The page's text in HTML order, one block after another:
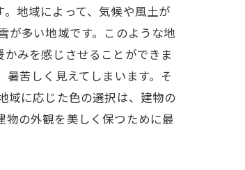
地域によって、気候や風土が
が多い地域です。このような地
みを感じさせることができま
苦しく見えてしまいます。そ
域に応じた色の選択は、建物の
の外観を美しく保つために最